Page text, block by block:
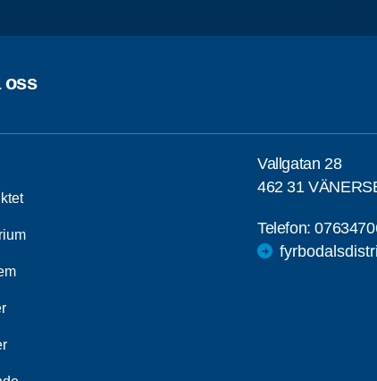
oss
Vallgatan 28
462 31
Telefon: